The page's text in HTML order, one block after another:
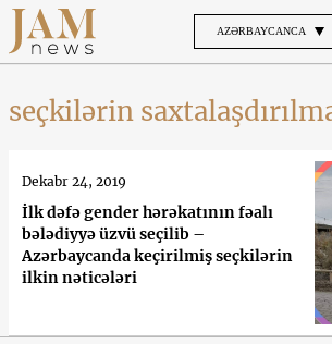
AZƏRBAYCANCA
seçkilərin
İlk dəfə gender hərəkatının fəalı
bələdiyyə üzvü seçilib –
Azərbaycanda keçirilmiş seçkilərin
ilkin nəticələri
Dekabr 24, 2019